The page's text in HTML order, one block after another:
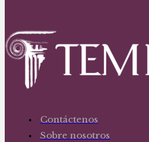
Contáctenos
Sobre nosotros